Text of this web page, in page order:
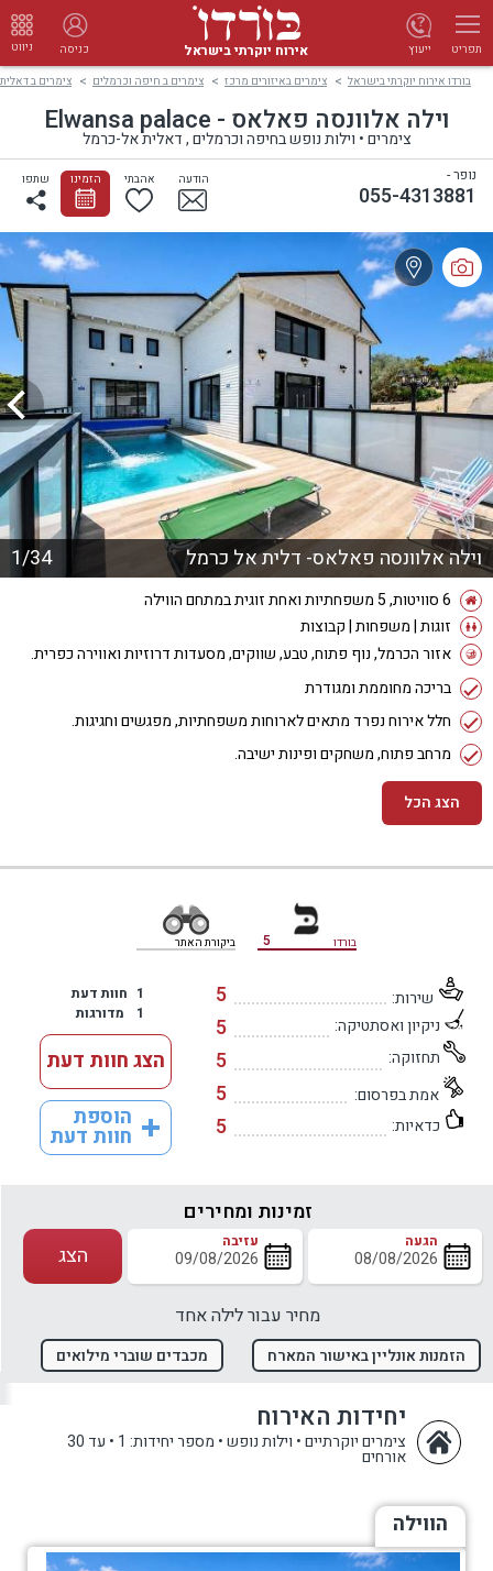
תפריט אירוח יוקרתי בישראל כניסה ניווט ייעוץ
בורדו אירוח יוקרתי בישראל צימרים באיזורים מרכז צימרים ב חיפה וכרמלים צימרים ב
וילה אלוונסה פאלאס - Elwansa palace
צימרים • וילות נופש בחיפה וכרמלים , דאלית אל-כרמל
שתפו הודעה אהבתי הזמינו
055-4313881
נופר -
1/34 וילה אלוונסה פאלאס- דלית אל כרמל
6 סוויטות, 5 משפחתיות ואחת זוגית במתחם הווילה
זוגות | משפחות | קבוצות
אזור הכרמל, נוף פתוח, טבע, שווקים, מסעדות דרוזיות ואווירה כפרית.
בריכה מחוממת ומגודרת
חלל אירוח נפרד מתאים לארוחות משפחתיות, מפגשים וחגיגות.
מרחב פתוח, משחקים ופינות ישיבה.
הצג הכל
בורדו 5 ביקורת האתר
שירות: 5
ניקיון ואסתטיקה: 5
תחזוקה: 5
אמת בפרסום: 5
כדאיות: 5
1 חוות דעת
1
מדורגות
הצג חוות דעת
הוספת
חוות דעת
זמינות ומחירים
הגעה עזיבה
מחיר עבור לילה אחד
הצג
הזמנות אונליין באישור המארח מכבדים שוברי מילואים
יחידות האירוח
צימרים יוקרתיים • וילות נופש• מספר יחידות: 1 • עד 30
אורחים
הווילה